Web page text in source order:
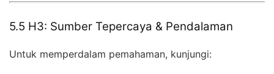
5.5 H3: Sumber Tepercaya & Pendalaman
Untuk memperdalam pemahaman, kunjungi: